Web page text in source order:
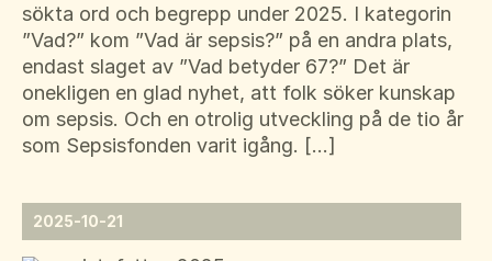
sökta ord och begrepp under 2025. I kategorin
”Vad?” kom ”Vad är sepsis?” på en andra plats,
endast slaget av ”Vad betyder 67?” Det är
onekligen en glad nyhet, att folk söker kunskap
om sepsis. Och en otrolig utveckling på de tio år
som Sepsisfonden varit igång. […]
2025-10-21